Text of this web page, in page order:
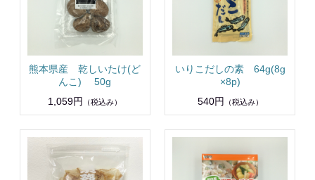
熊本県産 乾しいたけ(ど
んこ) 50g
1,059円
（税込み）
いりこだしの素 64g(8g
×8p)
540円
（税込み）